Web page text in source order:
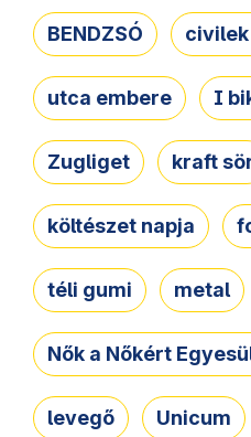
BENDZSÓ
utca embere I
Zugliget kraft
költészet napja
téli gumi metal
Nők a Nőkért
levegő Unicum